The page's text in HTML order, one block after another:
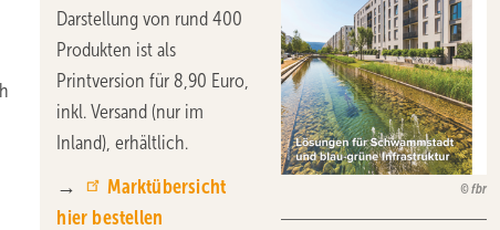
fbr
Darstellung von rund 400
Produkten ist als
Printversion für 8,90 Euro,
inkl. Versand (nur im
Inland), erhältlich.
→
Marktübersicht
hier bestellen